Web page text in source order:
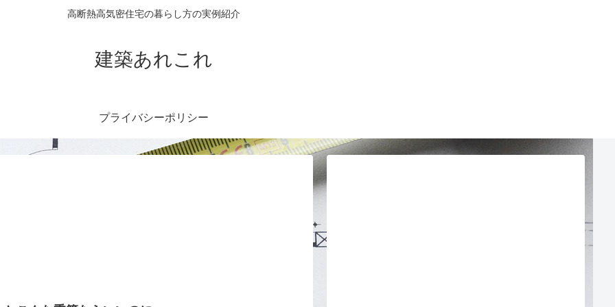
高断熱高気密住宅の暮らし方の実例紹介
建築あれこれ
プライバシーポリシー